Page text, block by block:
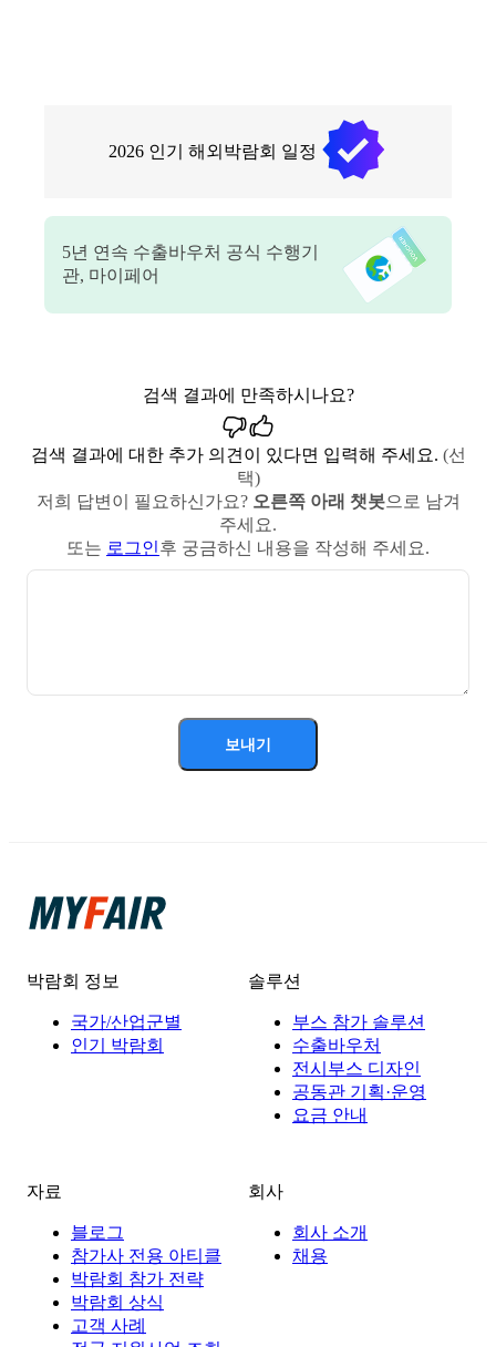
2026 인기 해외박람회 일정
5년 연속 수출바우처 공식 수행기
관, 마이페어
검색 결과에 만족하시나요?
검색 결과에 대한 추가 의견이 있다면 입력해 주세요. (선
택)
저희 답변이 필요하신가요? 오른쪽 아래 챗봇으로 남겨
주세요.
또는 로그인후 궁금하신 내용을 작성해 주세요.
보내기
박람회 정보
국가/산업군별
인기 박람회
솔루션
부스 참가 솔루션
수출바우처
전시부스 디자인
공동관 기획·운영
요금 안내
자료
블로그
참가사 전용 아티클
박람회 참가 전략
박람회 상식
고객 사례
회사
회사 소개
채용